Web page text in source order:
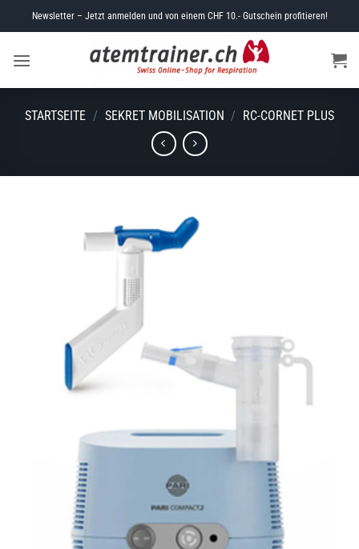
to
Newsletter – Jetzt anmelden und von einem CHF 10.- Gutschein profitieren!
STARTSEITE / SEKRET MOBILISATION / RC-CORNET PLUS